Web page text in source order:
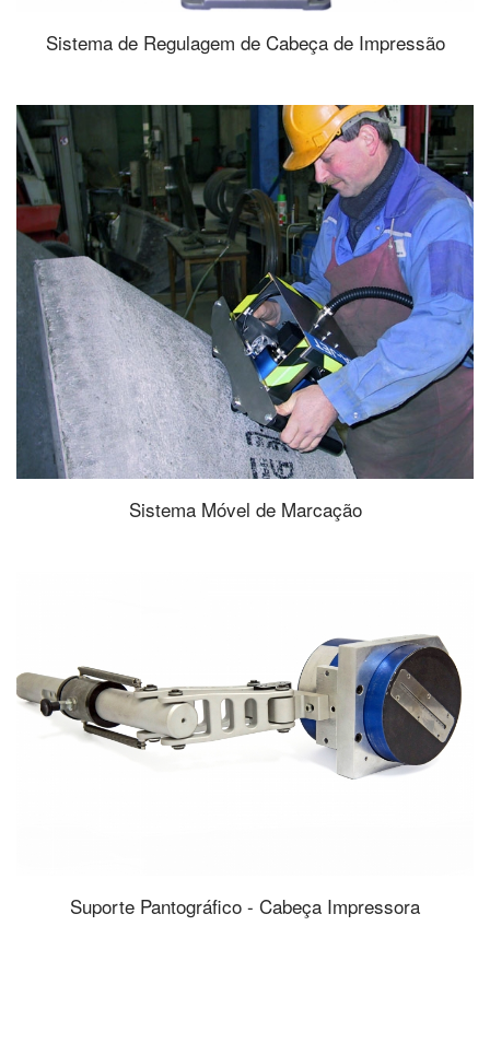
Sistema de Regulagem de Cabeça de Impressão
Sistema Móvel de Marcação
Suporte Pantográfico - Cabeça Impressora